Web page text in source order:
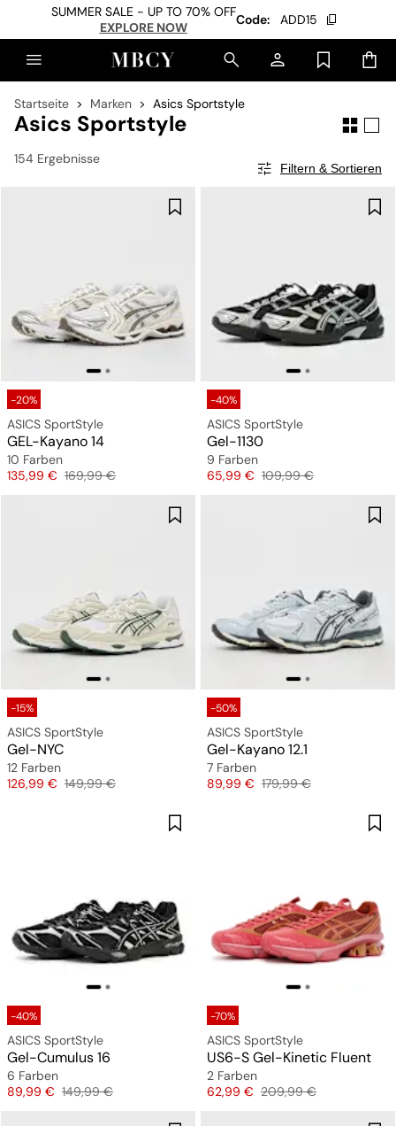
SUMMER SALE - UP TO 70% OFF
EXPLORE NOW
Code: ADD15
Startseite Marken Asics Sportstyle
Asics Sportstyle
154 Ergebnisse
Filtern & Sortieren
-20%
ASICS SportStyle
GEL-Kayano 14
10 Farben
Preis
135,99 € Originalpreis
169,99 €
-40%
ASICS SportStyle
Gel-1130
9 Farben
Preis
65,99 € Originalpreis
109,99 €
-15%
ASICS SportStyle
Gel-NYC
12 Farben
Preis
126,99 € Originalpreis
149,99 €
-50%
ASICS SportStyle
Gel-Kayano 12.1
7 Farben
Preis
89,99 € Originalpreis
179,99 €
-40%
ASICS SportStyle
Gel-Cumulus 16
6 Farben
Preis
89,99 € Originalpreis
149,99 €
-70%
ASICS SportStyle
US6-S Gel-Kinetic Fluent
2 Farben
Preis
62,99 € Originalpreis
209,99 €